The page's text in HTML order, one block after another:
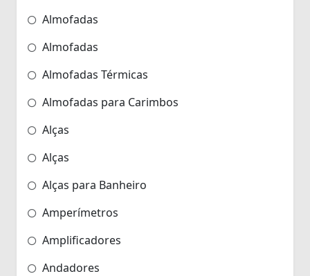
Almofadas
Almofadas
Almofadas Térmicas
Almofadas para Carimbos
Alças
Alças
Alças para Banheiro
Amperímetros
Amplificadores
Andadores